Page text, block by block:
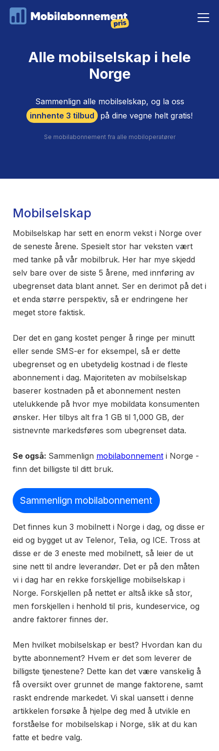
Alle mobilselskap i hele
Norge
Sammenlign alle mobilselskap, og la oss
innhente 3 tilbud
på dine vegne helt gratis!
Se mobilabonnement fra alle mobiloperatører
Mobilselskap
Mobilselskap har sett en enorm vekst i Norge over
de seneste årene. Spesielt stor har veksten vært
med tanke på vår mobilbruk. Her har mye skjedd
selv bare over de siste 5 årene, med innføring av
ubegrenset data blant annet. Ser en derimot på det i
et enda større perspektiv, så er endringene her
meget store faktisk.
Der det en gang kostet penger å ringe per minutt
eller sende SMS-er for eksempel, så er dette
ubegrenset og en ubetydelig kostnad i de fleste
abonnement i dag. Majoriteten av mobilselskap
baserer kostnaden på et abonnement nesten
utelukkende på hvor mye mobildata konsumenten
ønsker. Her tilbys alt fra 1 GB til 1,000 GB, der
sistnevnte markedsføres som ubegrenset data.
Se også: Sammenlign mobilabonnement i Norge -
finn det billigste til ditt bruk.
Sammenlign mobilabonnement
Det finnes kun 3 mobilnett i Norge i dag, og disse er
eid og bygget ut av Telenor, Telia, og ICE. Tross at
disse er de 3 eneste med mobilnett, så leier de ut
sine nett til andre leverandør. Det er på den måten
vi i dag har en rekke forskjellige mobilselskap i
Norge. Forskjellen på nettet er altså ikke så stor,
men forskjellen i henhold til pris, kundeservice, og
andre faktorer finnes der.
Men hvilket mobilselskap er best? Hvordan kan du
bytte abonnement? Hvem er det som leverer de
billigste tjenestene? Dette kan det være vanskelig å
få oversikt over grunnet de mange faktorene, samt
raskt endrende markedet. Vi skal uansett i denne
artikkelen forsøke å hjelpe deg med å utvikle en
forståelse for mobilselskap i Norge, slik at du kan
fatte et bedre valg.